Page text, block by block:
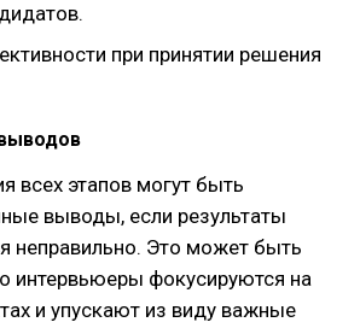
при принятии решения
всех этапов могут быть
выводы, если результаты
неправильно. Это может быть
интервьюеры фокусируются на
и упускают из виду важные